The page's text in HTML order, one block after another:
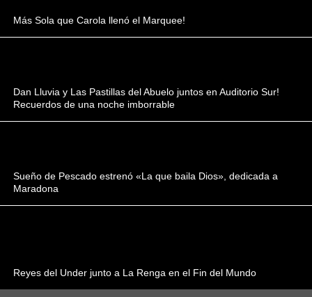
Más Sola que Carola llenó el Marquee!
Dan Lluvia y Las Pastillas del Abuelo juntos en Auditorio Sur!
Recuerdos de una noche imborrable
Sueño de Pescado estrenó «La que baila Dios», dedicada a
Maradona
Reyes del Under junto a La Renga en el Fin del Mundo